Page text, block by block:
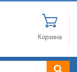
Корзина